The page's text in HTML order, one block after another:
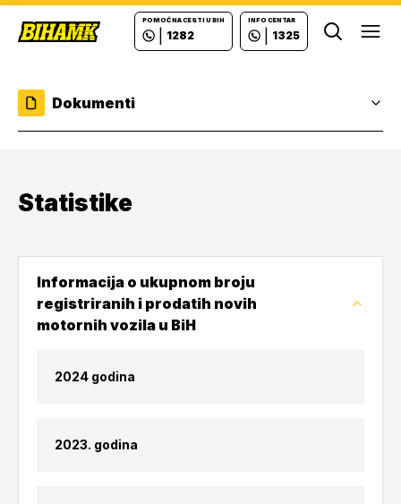
POMOĆ NA CESTI U BIH
1282
INFO CENTAR
1325
Dokumenti
Statistike
Informacija o ukupnom broju
registriranih i prodatih novih
motornih vozila u BiH
2024 godina
2023. godina